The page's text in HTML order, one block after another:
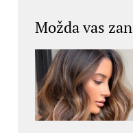
Možda vas